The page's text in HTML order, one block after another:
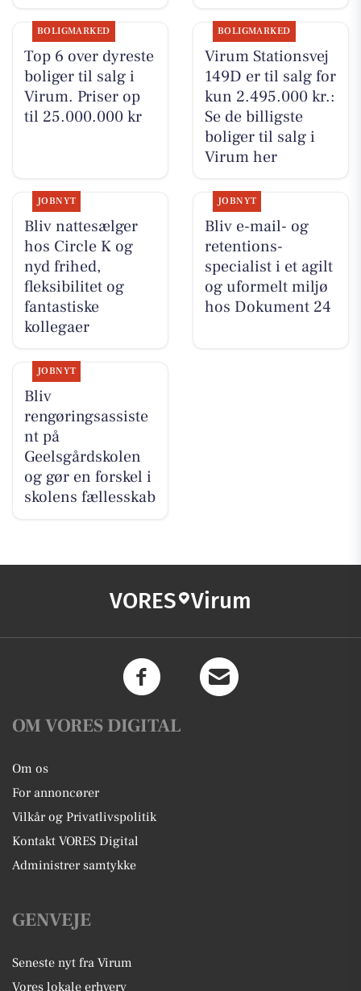
BOLIGMARKED
Top 6 over dyreste
boliger til salg i
Virum. Priser op
til 25.000.000 kr
BOLIGMARKED
Virum Stationsvej
149D er til salg for
kun 2.495.000 kr.:
Se de billigste
boliger til salg i
Virum her
JOBNYT
Bliv nattesælger
hos Circle K og
nyd frihed,
fleksibilitet og
fantastiske
kollegaer
JOBNYT
Bliv e-mail- og
retentions-
specialist i et agilt
og uformelt miljø
hos Dokument 24
JOBNYT
Bliv
rengøringsassiste
nt på
Geelsgårdskolen
og gør en forskel i
skolens fællesskab
VORES Virum
OM VORES DIGITAL
Om os
For annoncører
Vilkår og Privatlivspolitik
Kontakt VORES Digital
Administrer samtykke
GENVEJE
Seneste nyt fra Virum
Vores lokale erhverv